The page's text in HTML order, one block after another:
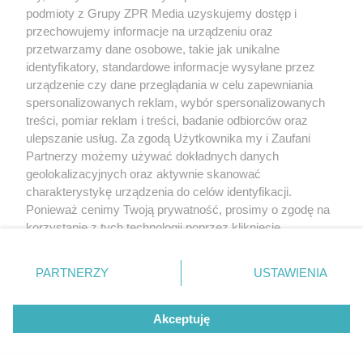
(w tym także elektroniczny lub mechaniczny) na jakimkolwiek polu
eksploatacji w jakiejkolwiek formie, włącznie z umieszczaniem w
Internecie bez pisemnej zgody właściciela praw. Jakiekolwiek użycie
lub wykorzystanie utworów w całości lub w części z naruszeniem
prawa, tzn. bez właściwej zgody, jest zabronione pod groźbą kary i
może być ścigane prawnie.
O nas
Informacje prawne
Nasze serwisy
podmioty z Grupy ZPR Media uzyskujemy dostęp i
przechowujemy informacje na urządzeniu oraz
przetwarzamy dane osobowe, takie jak unikalne
identyfikatory, standardowe informacje wysyłane przez
urządzenie czy dane przeglądania w celu zapewniania
spersonalizowanych reklam, wybór spersonalizowanych
treści, pomiar reklam i treści, badanie odbiorców oraz
ulepszanie usług. Za zgodą Użytkownika my i Zaufani
Partnerzy możemy używać dokładnych danych
geolokalizacyjnych oraz aktywnie skanować
charakterystykę urządzenia do celów identyfikacji.
Ponieważ cenimy Twoją prywatność, prosimy o zgodę na
korzystanie z tych technologii poprzez kliknięcie
zmienić/wycofać klikając przycisk ustawień prywatności
znajdujący się w lewym dolnym rogu strony
rodzaje przetwarzania danych nie wymagają zgody
użytkownika, ale masz prawo sprzeciwić się takiemu
przetwarzaniu. Preferencje będą miały zastosowanie tylko
PARTNERZY USTAWIENIA
Akceptuję